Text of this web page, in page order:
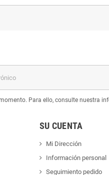
Para ello, consulte nuestra
SU CUENTA
Mi Dirección
Información personal
Seguimiento pedido